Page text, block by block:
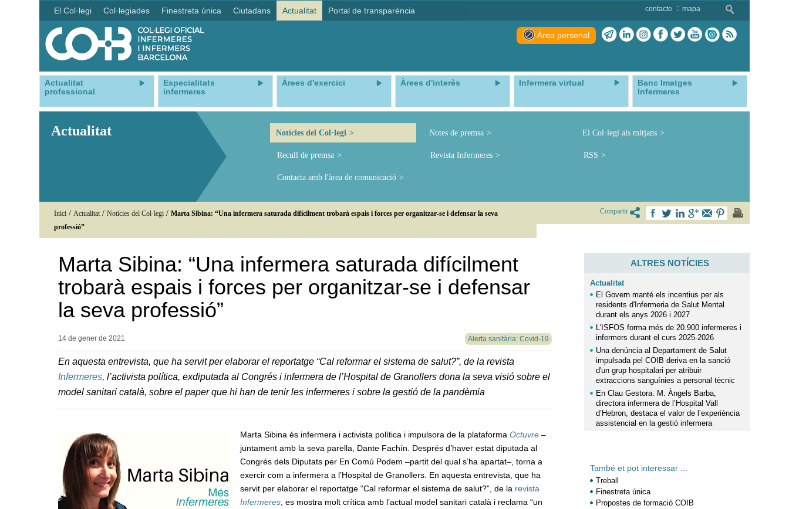
El Col·legi Col·legiades Finestreta única Ciutadans Actualitat Portal de transparència contacte mapa
Àrea personal
Actualitat
professional
Especialitats
infermeres
Àrees d'exercici Àrees d'interès Infermera virtual
Banc Imatges
Infermeres
Actualitat Notícies del Col·legi Notes de premsa El Col·legi als mitjans
Recull de premsa Revista Infermeres RSS
Contacta amb l'àrea de comunicació
Inici / Actualitat / Notícies del Col·legi / Marta Sibina: “Una infermera saturada difícilment trobarà espais i forces per organitzar-se i defensar la seva
professió”
Compartir
Marta Sibina: “Una infermera saturada difícilment
trobarà espais i forces per organitzar-se i defensar
la seva professió”
14 de gener de 2021 Alerta sanitària: Covid-19
En aquesta entrevista, que ha servit per elaborar el reportatge “Cal reformar el sistema de salut?”, de la revista
Infermeres, l’activista política, exdiputada al Congrés i infermera de l’Hospital de Granollers dona la seva visió sobre el
model sanitari català, sobre el paper que hi han de tenir les infermeres i sobre la gestió de la pandèmia
Marta Sibina és infermera i activista política i impulsora de la plataforma Octuvre –
juntament amb la seva parella, Dante Fachín. Després d’haver estat diputada al
Congrés dels Diputats per En Comú Podem –partit del qual s’ha apartat–, torna a
exercir com a infermera a l’Hospital de Granollers. En aquesta entrevista, que ha
servit per elaborar el reportatge “Cal reformar el sistema de salut?”, de la revista
Infermeres , es mostra molt crítica amb l’actual model sanitari català i reclama “un
ALTRES NOTÍCIES
Actualitat
El Govern manté els incentius per als
residents d'Infermeria de Salut Mental
durant els anys 2026 i 2027
L'ISFOS forma més de 20.900 infermeres i
infermers durant el curs 2025-2026
Una denúncia al Departament de Salut
impulsada pel COIB deriva en la sanció
d'un grup hospitalari per atribuir
extraccions sanguínies a personal tècnic
En Clau Gestora: M. Àngels Barba,
directora infermera de l’Hospital Vall
d’Hebron, destaca el valor de l’experiència
assistencial en la gestió infermera
També et pot interessar ...
Treball
Finestreta única
Propostes de formació COIB